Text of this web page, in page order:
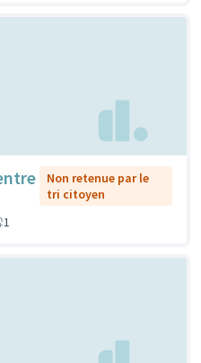
Non retenue par le
tri citoyen
1